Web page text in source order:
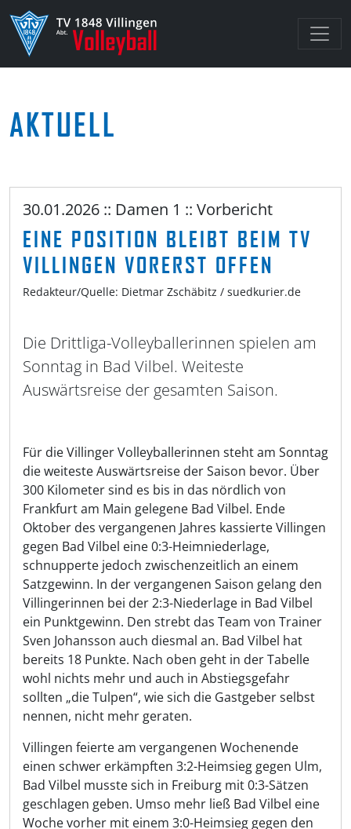
AKTUELL
30.01.2026 :: Damen 1 :: Vorbericht
EINE POSITION BLEIBT BEIM TV
VILLINGEN VORERST OFFEN
Redakteur/Quelle: Dietmar Zschäbitz / suedkurier.de
Die Drittliga-Volleyballerinnen spielen am
Sonntag in Bad Vilbel. Weiteste
Auswärtsreise der gesamten Saison.
Für die Villinger Volleyballerinnen steht am Sonntag
die weiteste Auswärtsreise der Saison bevor. Über
300 Kilometer sind es bis in das nördlich von
Frankfurt am Main gelegene Bad Vilbel. Ende
Oktober des vergangenen Jahres kassierte Villingen
gegen Bad Vilbel eine 0:3-Heimniederlage,
schnupperte jedoch zwischenzeitlich an einem
Satzgewinn. In der vergangenen Saison gelang den
Villingerinnen bei der 2:3-Niederlage in Bad Vilbel
ein Punktgewinn. Den strebt das Team von Trainer
Sven Johansson auch diesmal an. Bad Vilbel hat
bereits 18 Punkte. Nach oben geht in der Tabelle
wohl nichts mehr und auch in Abstiegsgefahr
sollten „die Tulpen“, wie sich die Gastgeber selbst
nennen, nicht mehr geraten.
Villingen feierte am vergangenen Wochenende
einen schwer erkämpften 3:2-Heimsieg gegen Ulm,
Bad Vilbel musste sich in Freiburg mit 0:3-Sätzen
geschlagen geben. Umso mehr ließ Bad Vilbel eine
Woche vorher mit einem 3:0-Heimsieg gegen den